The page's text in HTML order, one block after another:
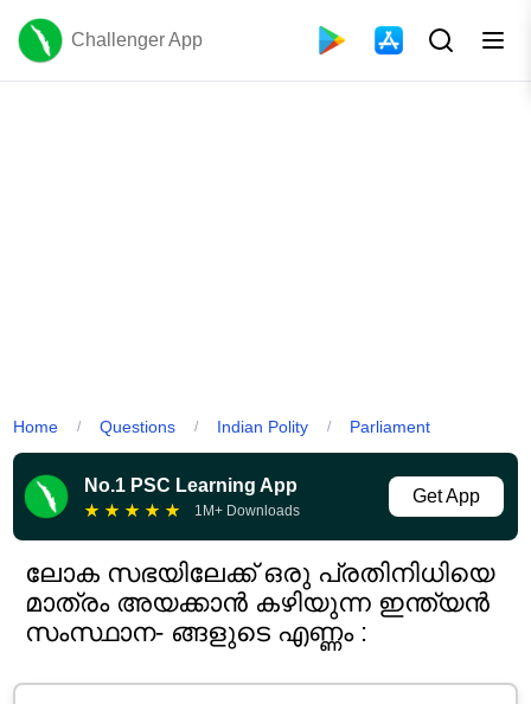
Challenger App
Home / Questions / Indian Polity / Parliament
No.1 PSC Learning App
★ ★ ★ ★ ★ 1M+ Downloads
Get App
ലോക സഭയിലേക്ക് ഒരു പ്രതിനിധിയെ
മാത്രം അയക്കാൻ കഴിയുന്ന ഇന്ത്യൻ
സംസ്ഥാന- ങ്ങളുടെ എണ്ണം :